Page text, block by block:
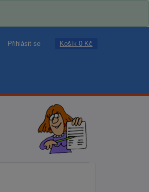
Přihlásit se Košík 0 Kč